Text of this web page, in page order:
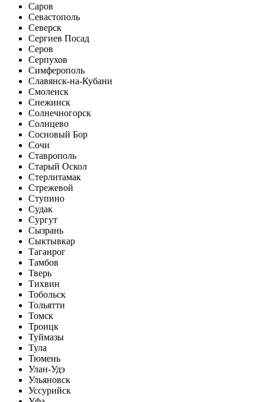
Саров
Севастополь
Северск
Сергиев Посад
Серов
Серпухов
Симферополь
Славянск-на-Кубани
Смоленск
Снежинск
Солнечногорск
Солнцево
Сосновый Бор
Сочи
Ставрополь
Старый Оскол
Стерлитамак
Стрежевой
Ступино
Судак
Сургут
Сызрань
Сыктывкар
Таганрог
Тамбов
Тверь
Тихвин
Тобольск
Тольятти
Томск
Троицк
Туймазы
Тула
Тюмень
Улан-Удэ
Ульяновск
Уссурийск